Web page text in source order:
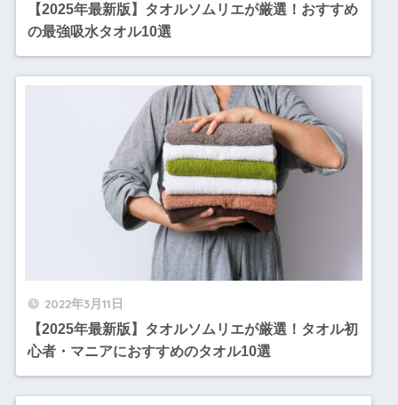
【2025年最新版】タオルソムリエが厳選！おすすめ
の最強吸水タオル10選
2022年3月11日
【2025年最新版】タオルソムリエが厳選！タオル初
心者・マニアにおすすめのタオル10選